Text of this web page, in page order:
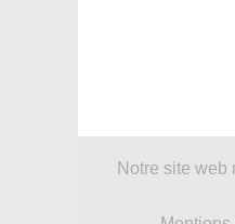
Notre site